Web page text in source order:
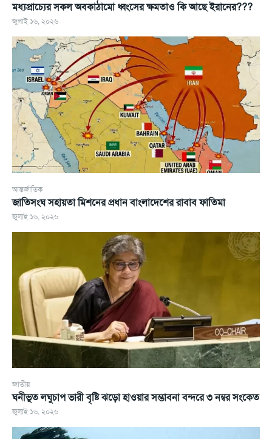
মধ্যপ্রাচ্যের সকল অবকাঠামো ধ্বংসের ক্ষমতাও কি আছে ইরানের???
জুলাই ১৬, ২০২৬
আন্তর্জাতিক
জাতিসংঘ সহায়তা মিশনের প্রধান বাংলাদেশের রাবাব ফাতিমা
জুলাই ১৬, ২০২৬
জাতীয়
ঘনীভূত লঘুচাপ ভারী বৃষ্টি ঝড়ো হাওয়ার সম্ভাবনা বন্দরে ৩ নম্বর সংকেত
জুলাই ১৬, ২০২৬